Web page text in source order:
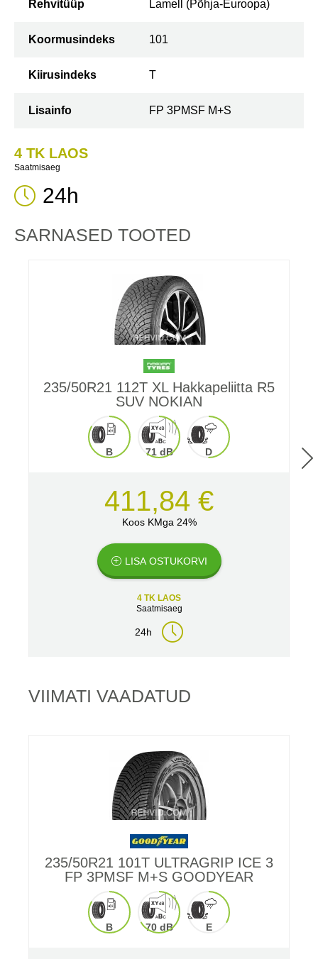
Rehvitüüp Lamell (Põhja-Euroopa)
Koormusindeks 101
Kiirusindeks T
Lisainfo FP 3PMSF M+S
4 TK LAOS
Saatmisaeg
24h
SARNASED TOOTED
235/50R21 112T XL Hakkapeliitta R5
SUV NOKIAN
B 71 dB D
411,84 €
Koos KMga 24%
LISA OSTUKORVI
4 TK LAOS
Saatmisaeg
24h
VIIMATI VAADATUD
235/50R21 101T ULTRAGRIP ICE 3
FP 3PMSF M+S GOODYEAR
B 70 dB E